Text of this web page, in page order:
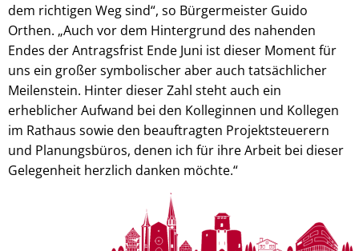
dem richtigen Weg sind“, so Bürgermeister Guido
Orthen. „Auch vor dem Hintergrund des nahenden
Endes der Antragsfrist Ende Juni ist dieser Moment für
uns ein großer symbolischer aber auch tatsächlicher
Meilenstein. Hinter dieser Zahl steht auch ein
erheblicher Aufwand bei den Kolleginnen und Kollegen
im Rathaus sowie den beauftragten Projektsteuerern
und Planungsbüros, denen ich für ihre Arbeit bei dieser
Gelegenheit herzlich danken möchte.“